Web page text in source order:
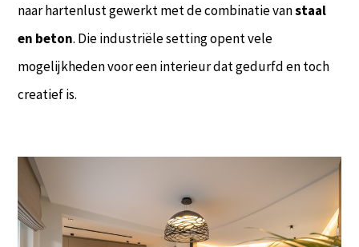
naar hartenlust gewerkt met de combinatie vanstaal
en beton. Die industriële setting opent vele
mogelijkheden voor een interieur dat gedurfd en toch
creatief is.